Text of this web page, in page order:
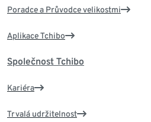
Poradce a Průvodce velikostmi
Aplikace Tchibo
Společnost Tchibo
Kariéra
Trvalá udržitelnost